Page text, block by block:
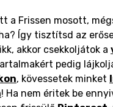
a Frissen mosott,
Így tisztítsd az
akkor csekkoljátok a
pedig
, kövessetek minket
! Ha nem éritek be